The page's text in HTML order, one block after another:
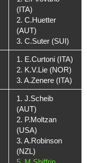
(ITA)
2. C.Huetter
(AUT)
3. C.Suter (SUI)
1. E.Curtoni (ITA)
2. K.V.Lie (NOR)
3. A.Zenere (ITA)
1. J.Scheib
(AUT)
2. P.Moltzan
(USA)
3. A.Robinson
(NZL)